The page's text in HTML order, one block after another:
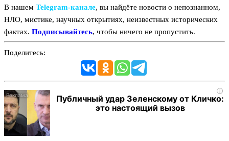
В нашем Telegram‑канале, вы найдёте новости о непознанном,
НЛО, мистике, научных открытиях, неизвестных исторических
фактах. Подписывайтесь, чтобы ничего не пропустить.
Поделитесь:
i
Публичный удар Зеленскому от Кличко:
это настоящий вызов